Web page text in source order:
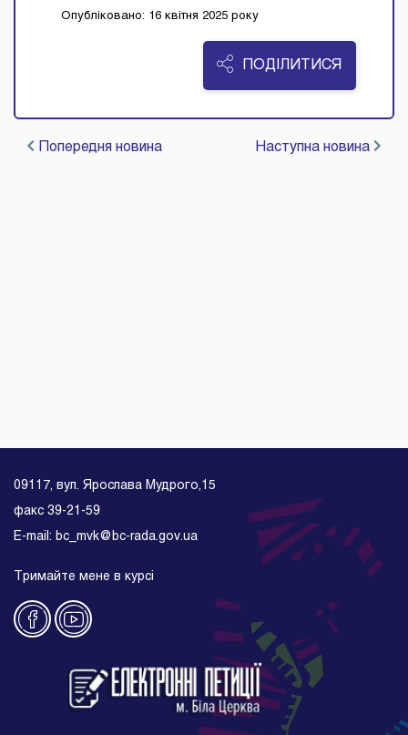
Опубліковано: 16 квітня 2025 року
ПОДІЛИТИСЯ
Попередня новина Наступна новина
09117, вул. Ярослава Мудрого,15
факс 39-21-59
E-mail: bc_mvk@bc-rada.gov.ua
Тримайте мене в курсі